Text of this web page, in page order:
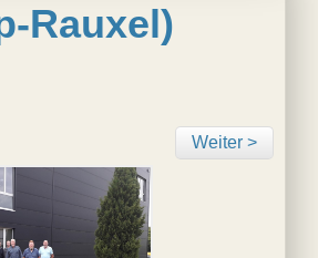
Rauxel)
Weiter >